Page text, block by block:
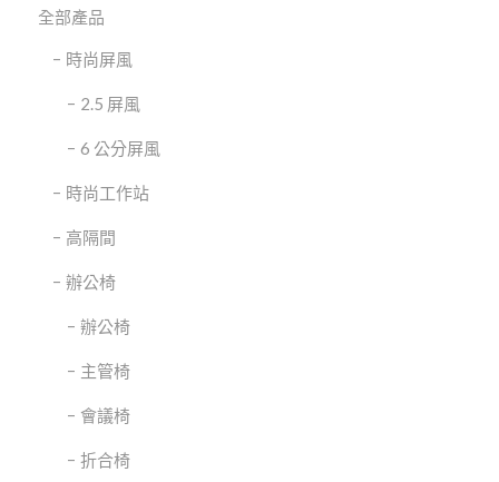
全部產品
時尚屏風
2.5 屏風
6 公分屏風
時尚工作站
高隔間
辦公椅
辦公椅
主管椅
會議椅
折合椅